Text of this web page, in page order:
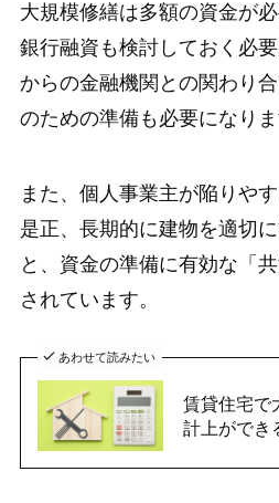
大規模修繕は多額の資金が
銀行融資も検討しておく必
からの金融機関との関わり
のための準備も必要になりま
また、個人事業主が陥りや
是正、長期的に建物を適切
と、資金の準備に有効な「
されています。
あわせて読みたい
賃貸住宅で
計上ができ